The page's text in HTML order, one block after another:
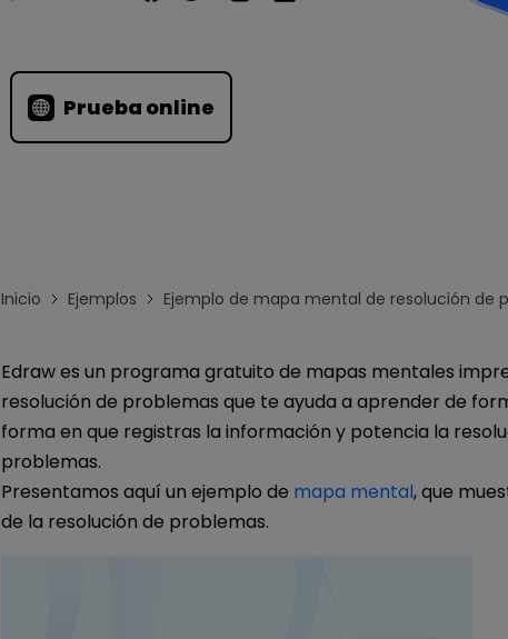
Prueba online
Inicio Ejemplos Ejemplo de mapa mental de resolución de
Edraw es un programa gratuito de mapas mentales
resolución de problemas que te ayuda a aprender de
forma en que registras la información y potencia la
problemas.
Presentamos aquí un ejemplo de mapa mental, que
de la resolución de problemas.